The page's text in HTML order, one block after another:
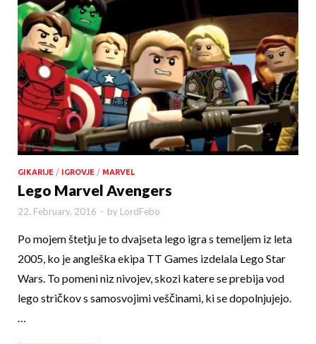
GIKARIJE / IGROVJE / MARVEL
Lego Marvel Avengers
22. February, 2016 - by LordFebo
Po mojem štetju je to dvajseta lego igra s temeljem iz leta
2005, ko je angleška ekipa TT Games izdelala Lego Star
Wars. To pomeni niz nivojev, skozi katere se prebija vod
lego stričkov s samosvojimi veščina­mi, ki se dopolnjujejo.
…